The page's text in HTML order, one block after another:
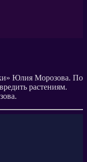
Юлия Морозова. По
растениям.